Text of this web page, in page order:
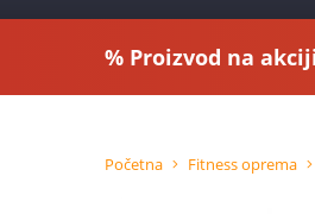
% Proizvod na
Početna Fitness oprema